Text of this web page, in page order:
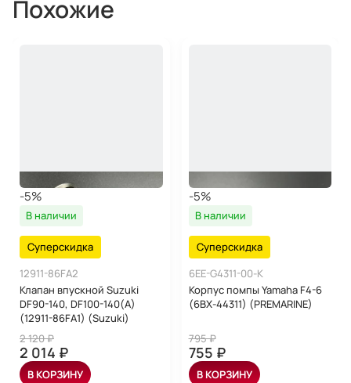
Похожие
-5%
В наличии
Суперскидка
12911-86FA2
Клапан впускной Suzuki
DF90-140, DF100-140(A)
(12911-86FA1) (Suzuki)
2 120 ₽
2 014 ₽
В КОРЗИНУ
-5%
В наличии
Суперскидка
6EE-G4311-00-K
Корпус помпы Yamaha F4-6
(6BX-44311) (PREMARINE)
795 ₽
755 ₽
В КОРЗИНУ